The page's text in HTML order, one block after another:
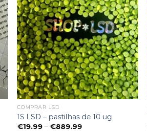
COMPRAR LSD
1S LSD – pastilhas de 10 ug
€19.99 – €889.99Preisspanne: